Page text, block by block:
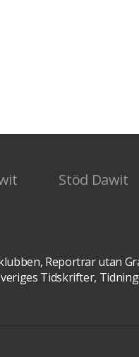
Stöd Dawit
Reportrar utan
Tidskrifter,